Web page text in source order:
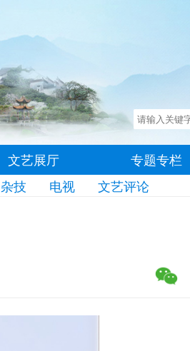
文艺展厅
专题专栏
杂技 电视 文艺评论